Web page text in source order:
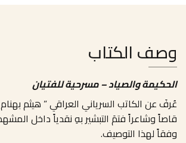
وصف الكتاب
الحكيمة والصياد – مسرحية للفتيان
عُرفَ عن الكاتب السرياني العراقي ” هيثم
قاصاً وشاعراً فتمَ التبشير بهِ نقدياً داخل
وفقاً لهذا التوصيف.